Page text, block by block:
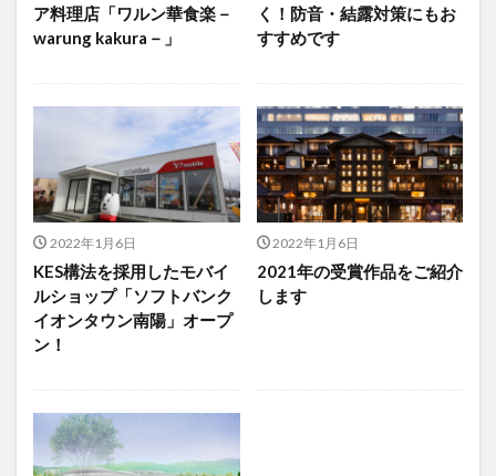
ア料理店「ワルン華食楽－
warung kakura－」
く！防音・結露対策にもお
すすめです
2022年1月6日
KES構法を採用したモバイ
ルショップ「ソフトバンク
イオンタウン南陽」オープ
ン！
2022年1月6日
2021年の受賞作品をご紹介
します